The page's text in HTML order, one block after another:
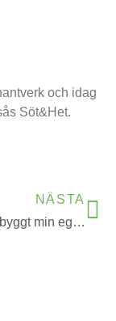
och idag
Söt&Het.
NÄSTA
Nu har jag byggt min egen säng